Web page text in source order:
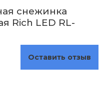
снежинка
Rich LED RL-
Оставить отзыв